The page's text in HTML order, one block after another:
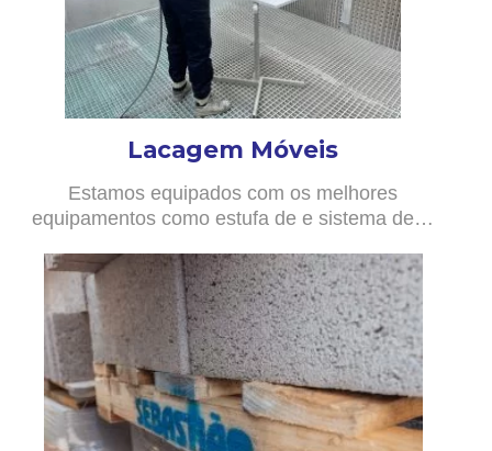
Lacagem Móveis
Estamos equipados com os melhores
equipamentos como estufa de e sistema de…